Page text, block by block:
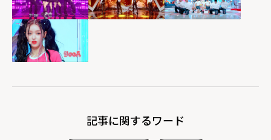
記事に関するワード